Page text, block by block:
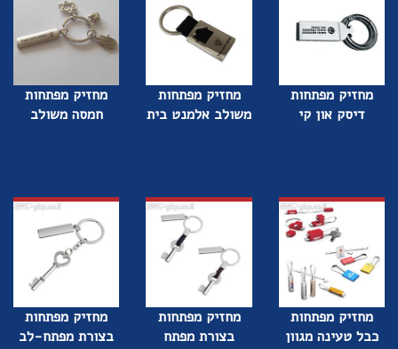
מחזיק מפתחות
דיסק און קי
מחזיק מפתחות
משולב אלמנט בית
מחזיק מפתחות
חמסה משולב
מחזיק מפתחות
כבל טעינה מגוון
מחזיק מפתחות
בצורת מפתח
מחזיק מפתחות
בצורת מפתח-לב